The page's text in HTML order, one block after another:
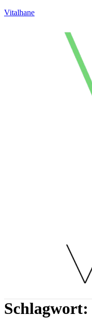
Vitalhane
Schlagwort: